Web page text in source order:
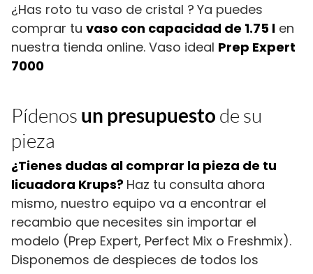
¿Has roto tu vaso de cristal ? Ya puedes
comprar tu vaso con capacidad de 1.75 l en
nuestra tienda online. Vaso ideal Prep Expert
7000
Pídenos un presupuesto de su
pieza
¿Tienes dudas al comprar la pieza de tu
licuadora Krups? Haz tu consulta ahora
mismo, nuestro equipo va a encontrar el
recambio que necesites sin importar el
modelo (Prep Expert, Perfect Mix o Freshmix).
Disponemos de despieces de todos los